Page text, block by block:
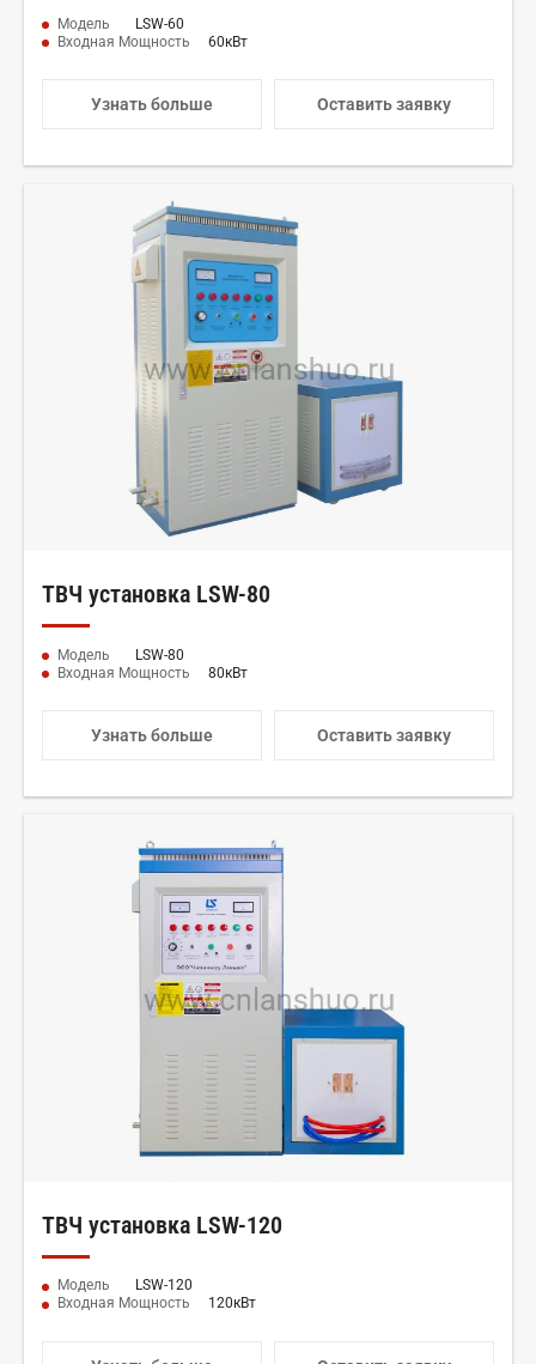
Модель
LSW-60
Входная Мощность
60кВт
Узнать больше Оставить заявку
ТВЧ установка LSW-80
Модель
LSW-80
Входная Мощность
80кВт
Узнать больше Оставить заявку
ТВЧ установка LSW-120
Модель
LSW-120
Входная Мощность
120кВт